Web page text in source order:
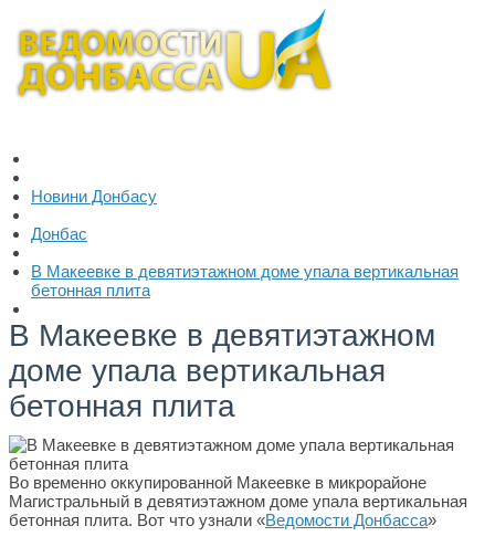
Новини Донбасу
Донбас
В Макеевке в девятиэтажном доме упала вертикальная
бетонная плита
В Макеевке в девятиэтажном
доме упала вертикальная
бетонная плита
Во временно оккупированной Макеевке в микрорайоне
Магистральный в девятиэтажном доме упала вертикальная
бетонная плита. Вот что узнали «Ведомости Донбасса»